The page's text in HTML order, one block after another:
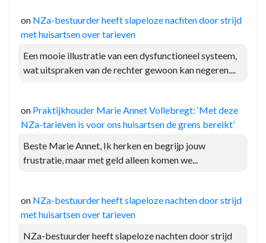
on NZa-bestuurder heeft slapeloze nachten door strijd
met huisartsen over tarieven
Een mooie illustratie van een dysfunctioneel systeem,
wat uitspraken van de rechter gewoon kan negeren....
on Praktijkhouder Marie Annet Vollebregt: ‘Met deze
NZa-tarieven is voor ons huisartsen de grens bereikt’
Beste Marie Annet, Ik herken en begrijp jouw
frustratie, maar met geld alleen komen we...
on NZa-bestuurder heeft slapeloze nachten door strijd
met huisartsen over tarieven
NZa-bestuurder heeft slapeloze nachten door strijd